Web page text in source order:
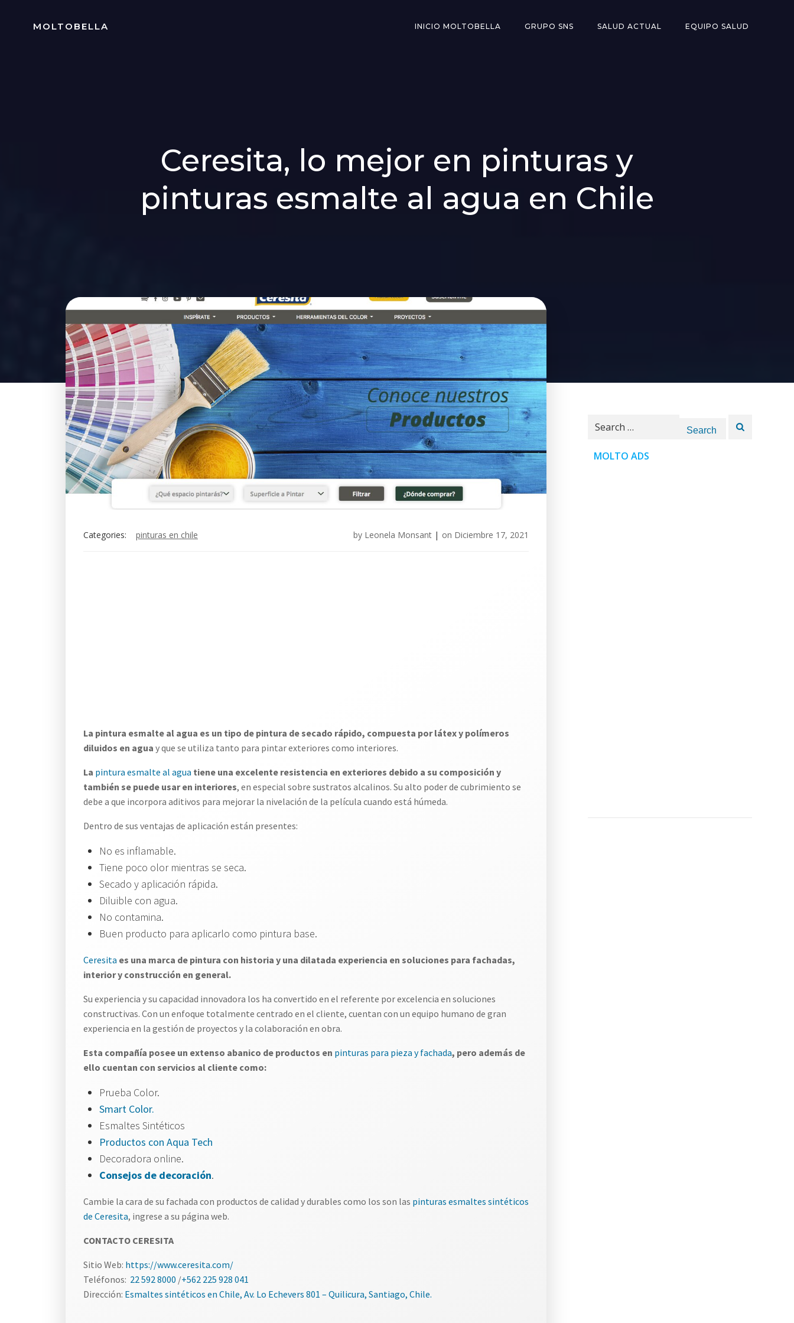
MOLTOBELLA INICIO MOLTOBELLA GRUPO SNS SALUD ACTUAL EQUIPO SALUD
Ceresita, lo mejor en pinturas y
pinturas esmalte al agua en Chile
Categories: pinturas en chile by Leonela Monsant | on Diciembre 17, 2021
La pintura esmalte al agua es un tipo de pintura de secado rápido, compuesta por látex y polímeros
diluidos en agua y que se utiliza tanto para pintar exteriores como interiores.
La pintura esmalte al agua tiene una excelente resistencia en exteriores debido a su composición y
también se puede usar en interiores, en especial sobre sustratos alcalinos. Su alto poder de cubrimiento se
debe a que incorpora aditivos para mejorar la nivelación de la película cuando está húmeda.
Dentro de sus ventajas de aplicación están presentes:
No es inflamable.
Tiene poco olor mientras se seca.
Secado y aplicación rápida.
Diluible con agua.
No contamina.
Buen producto para aplicarlo como pintura base.
Ceresita es una marca de pintura con historia y una dilatada experiencia en soluciones para fachadas,
interior y construcción en general.
Su experiencia y su capacidad innovadora los ha convertido en el referente por excelencia en soluciones
constructivas. Con un enfoque totalmente centrado en el cliente, cuentan con un equipo humano de gran
experiencia en la gestión de proyectos y la colaboración en obra.
Esta compañía posee un extenso abanico de productos en pinturas para pieza y fachada, pero además de
ello cuentan con servicios al cliente como:
Prueba Color.
Smart Color.
Esmaltes Sintéticos
Productos con Aqua Tech
Decoradora online.
Consejos de decoración.
Cambie la cara de su fachada con productos de calidad y durables como los son las pinturas esmaltes sintéticos
de Ceresita, ingrese a su página web.
CONTACTO CERESITA
Sitio Web: https://www.ceresita.com/
Teléfonos: 22 592 8000 /+562 225 928 041
Dirección: Esmaltes sintéticos en Chile, Av. Lo Echevers 801 – Quilicura, Santiago, Chile.
Search
MOLTO ADS